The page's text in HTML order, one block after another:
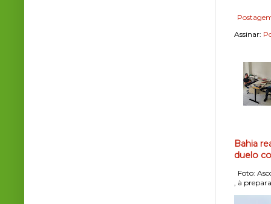
Assinar:
Bahia
duelo
Foto:
, à